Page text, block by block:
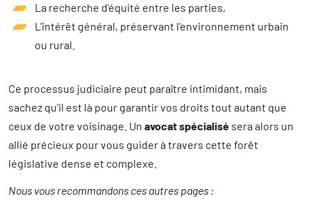
La recherche d'équité entre les parties,
L'intérêt général, préservant l'environnement urbain
ou rural.
Ce processus judiciaire peut paraître intimidant, mais
sachez qu'il est là pour garantir vos droits tout autant que
ceux de votre voisinage. Un avocat spécialisé sera alors un
allié précieux pour vous guider à travers cette forêt
législative dense et complexe.
Nous vous recommandons ces autres pages :